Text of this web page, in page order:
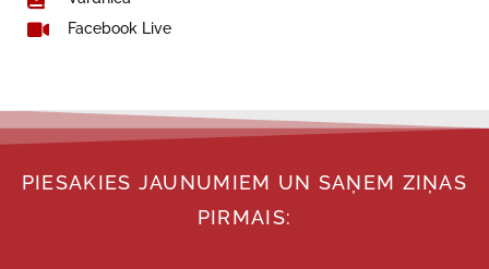
Facebook Live
PIESAKIES JAUNUMIEM UN SAŅEM ZIŅAS
PIRMAIS: